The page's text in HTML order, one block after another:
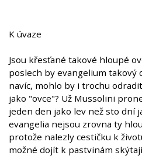
K úvaze
Jsou křesťané takové hloupé
poslech by evangelium takový
navíc, mohlo by i trochu
jako "ovce"? Už Mussolini
jeden den jako lev než sto dní
evangelia nejsou zrovna ty
protože nalezly cestičku k
možné dojít k pastvinám